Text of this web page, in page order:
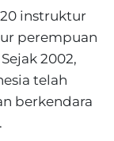
instruktur
perempuan
2002,
telah
berkendara